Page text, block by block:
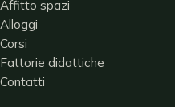
Affitto spazi
Alloggi
Corsi
Fattorie didattiche
Contatti